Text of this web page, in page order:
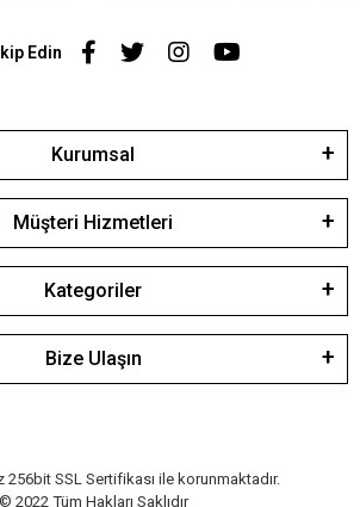
Edin
Kurumsal
Müşteri Hizmetleri
Kategoriler
Bize Ulaşın
256bit SSL Sertifikası ile korunmaktadır.
© 2022 Tüm Hakları Saklıdır